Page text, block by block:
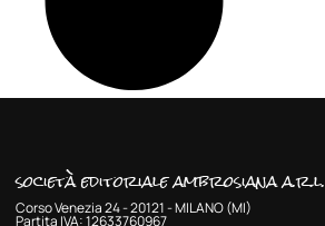
società editoriale ambrosiana a.r.l.
Corso Venezia 24 - 20121 - MILANO (MI)
Partita IVA: 12633760967